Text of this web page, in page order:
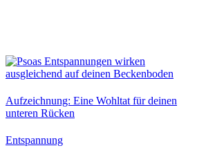
Aufzeichnung: Eine Wohltat für deinen
unteren Rücken
Entspannung